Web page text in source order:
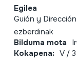
Egilea
Guión y
ezberdinak
Bilduma mota
Kokapena: V / 3